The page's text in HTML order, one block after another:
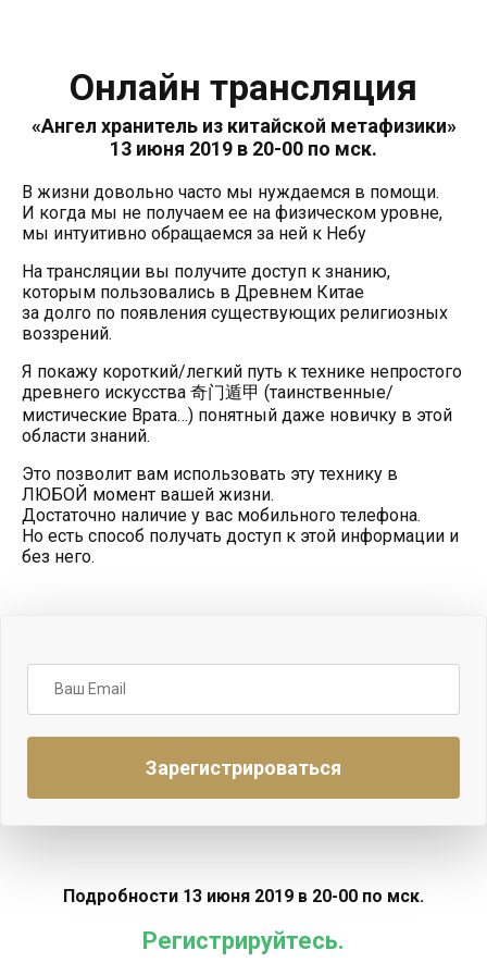
Онлайн трансляция
«Ангел хранитель из китайской метафизики»
13 июня 2019 в 20-00 по мск.
В жизни довольно часто мы нуждаемся в помощи.
И когда мы не получаем ее на физическом уровне,
мы интуитивно обращаемся за ней к Небу
На трансляции вы получите доступ к знанию,
которым пользовались в Древнем Китае
за долго по появления существующих религиозных
воззрений.
Я покажу короткий/легкий путь к технике непростого
древнего искусства 奇门遁甲 (таинственные/
мистические Врата…) понятный даже новичку в этой
области знаний.
Это позволит вам использовать эту технику в
ЛЮБОЙ момент вашей жизни.
Достаточно наличие у вас мобильного телефона.
Но есть способ получать доступ к этой информации и
без него.
Подробности 13 июня 2019 в 20-00 по мск.
Регистрируйтесь.